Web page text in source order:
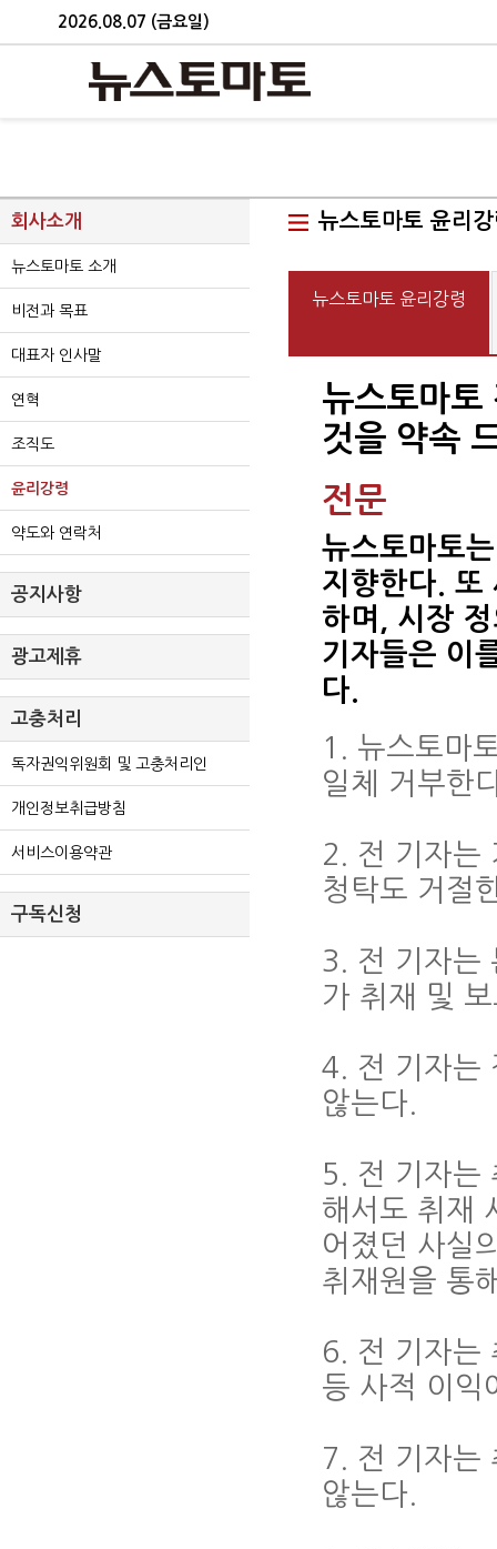
2026.08.07 (금요일)
회사소개
뉴스토마토 소개
비전과 목표
대표자 인사말
연혁
조직도
윤리강령
약도와 연락처
공지사항
광고제휴
고충처리
독자권익위원회 및 고충처리인
개인정보취급방침
서비스이용약관
구독신청
뉴스토마토 윤리
뉴스토마토 윤리강령
뉴스토마토
것을 약속
전문
뉴스토마토
지향한다. 또
하며, 시장
기자들은 이
다.
1. 뉴스토마
일체 거부한
2. 전 기자는
청탁도 거절
3. 전 기자는
가 취재 및
4. 전 기자는
않는다.
5. 전 기자는
해서도 취재
어졌던 사실
취재원을 통
6. 전 기자는
등 사적 이익
7. 전 기자는
않는다.